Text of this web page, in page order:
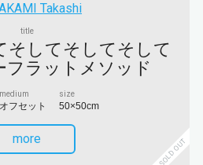
Takashi
title
そしてそしてそして
フラットメソッド
medium
オフセット
size
50×50cm
SOLD OUT
more